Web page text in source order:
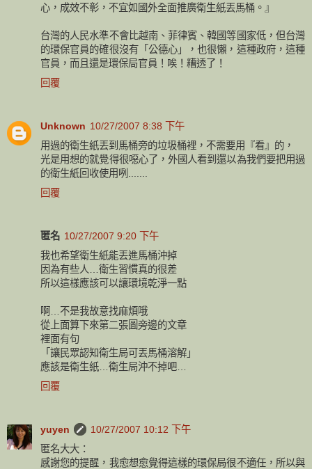
心，成效不彰，不宜如國外全面推廣衛生紙丟馬桶。』
台灣的人民水準不會比越南、菲律賓、韓國等國家低，但台灣
的環保官員的確很沒有「公德心」，也很懶，這種政府，這種
官員，而且還是環保局官員！唉！糟透了！
回覆
Unknown 10/27/2007 8:38 下午
用過的衛生紙丟到馬桶旁的垃圾桶裡，不需要用『看』的，
光是用想的就覺得很噁心了，外國人看到還以為我們要把用過
的衛生紙回收使用咧.......
回覆
匿名 10/27/2007 9:20 下午
我也希望衛生紙能丟進馬桶沖掉
因為有些人…衛生習慣真的很差
所以這樣應該可以讓環境乾淨一點
啊…不是我故意找麻煩哦
從上面算下來第二張圖旁邊的文章
裡面有句
「讓民眾認知衛生局可丟馬桶溶解」
應該是衛生紙…衛生局沖不掉吧…
回覆
yuyen
10/27/2007 10:12 下午
匿名大大：
感謝您的提醒，我愈想愈覺得這樣的環保局很不適任，所以與